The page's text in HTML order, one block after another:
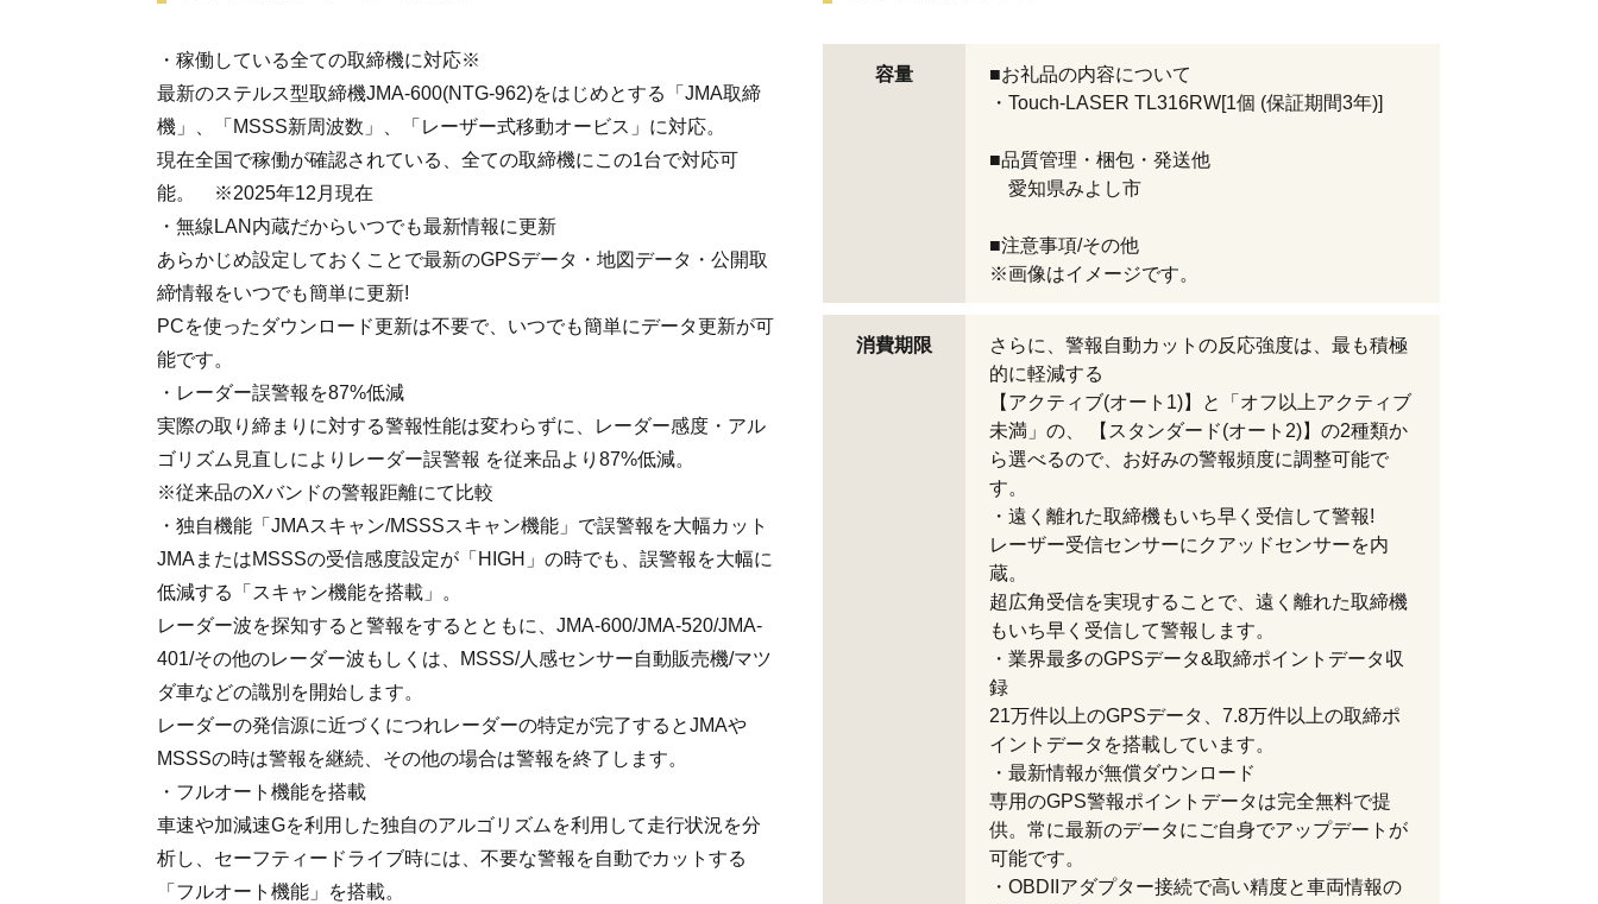
・稼働している全ての取締機に対応※
最新のステルス型取締機JMA-600(NTG-962)をはじめとする「JMA取締
機」、「MSSS新周波数」、「レーザー式移動オービス」に対応。
現在全国で稼働が確認されている、全ての取締機にこの1台で対応可
能。 ※2025年12月現在
・無線LAN内蔵だからいつでも最新情報に更新
あらかじめ設定しておくことで最新のGPSデータ・地図データ・公開取
締情報をいつでも簡単に更新!
PCを使ったダウンロード更新は不要で、いつでも簡単にデータ更新が可
能です。
・レーダー誤警報を87%低減
実際の取り締まりに対する警報性能は変わらずに、レーダー感度・アル
ゴリズム見直しによりレーダー誤警報 を従来品より87%低減。
※従来品のXバンドの警報距離にて比較
・独自機能「JMAスキャン/MSSSスキャン機能」で誤警報を大幅カット
JMAまたはMSSSの受信感度設定が「HIGH」の時でも、誤警報を大幅に
低減する「スキャン機能を搭載」。
レーダー波を探知すると警報をするとともに、JMA-600/JMA-520/JMA-
401/その他のレーダー波もしくは、MSSS/人感センサー自動販売機/マツ
ダ車などの識別を開始します。
レーダーの発信源に近づくにつれレーダーの特定が完了するとJMAや
MSSSの時は警報を継続、その他の場合は警報を終了します。
・フルオート機能を搭載
車速や加減速Gを利用した独自のアルゴリズムを利用して走行状況を分
析し、セーフティードライブ時には、不要な警報を自動でカットする
「フルオート機能」を搭載。
容量
■お礼品の内容について
・Touch-LASER TL316RW[1個 (保証期間3年)]
■品質管理・梱包・発送他
愛知県みよし市
■注意事項/その他
※画像はイメージです。
消費期限
さらに、警報自動カットの反応強度は、最も積極
的に軽減する
【アクティブ(オート1)】と「オフ以上アクティブ
未満」の、 【スタンダード(オート2)】の2種類か
ら選べるので、お好みの警報頻度に調整可能で
す。
・遠く離れた取締機もいち早く受信して警報!
レーザー受信センサーにクアッドセンサーを内
蔵。
超広角受信を実現することで、遠く離れた取締機
もいち早く受信して警報します。
・業界最多のGPSデータ&取締ポイントデータ収
録
21万件以上のGPSデータ、7.8万件以上の取締ポ
イントデータを搭載しています。
・最新情報が無償ダウンロード
専用のGPS警報ポイントデータは完全無料で提
供。常に最新のデータにご自身でアップデートが
可能です。
・OBDIIアダプター接続で高い精度と車両情報の